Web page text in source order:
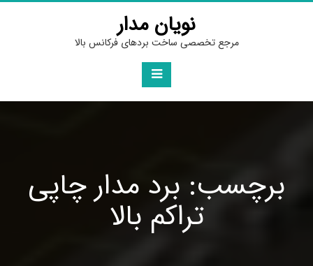
Skip
نویان مدار
مرجع تخصصی ساخت بردهای فرکانس بالا
برچسب: برد مدار چاپی
تراکم بالا